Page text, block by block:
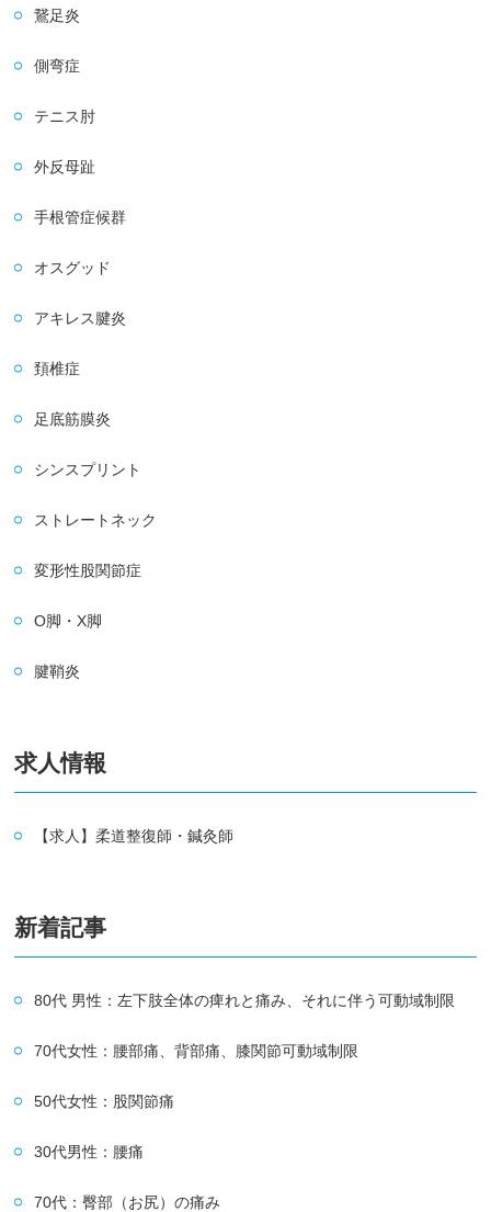
鵞足炎
側弯症
テニス肘
外反母趾
手根管症候群
オスグッド
アキレス腱炎
頚椎症
足底筋膜炎
シンスプリント
ストレートネック
変形性股関節症
O脚・X脚
腱鞘炎
求人情報
【求人】柔道整復師・鍼灸師
新着記事
80代 男性：左下肢全体の痺れと痛み、それに伴う可動域制限
70代女性：腰部痛、背部痛、膝関節可動域制限
50代女性：股関節痛
30代男性：腰痛
70代：臀部（お尻）の痛み